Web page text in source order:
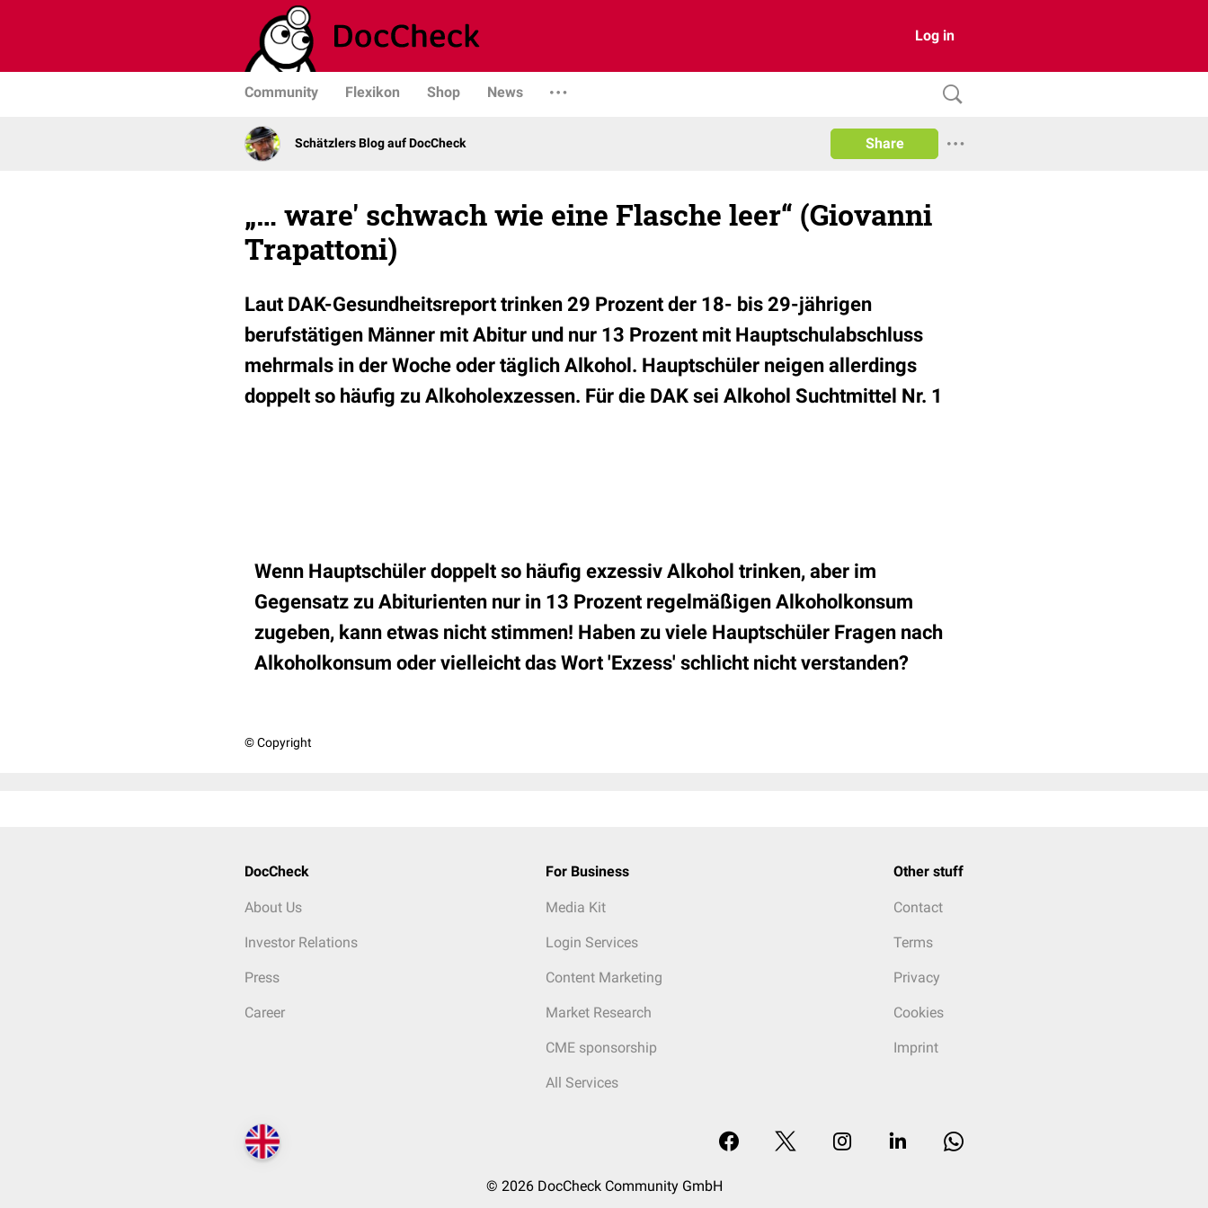
Log in
Community Flexikon Shop News
Schätzlers Blog auf DocCheck Share
„… ware' schwach wie eine Flasche leer“ (Giovanni
Trapattoni)
Laut DAK-Gesundheitsreport trinken 29 Prozent der 18- bis 29-jährigen
berufstätigen Männer mit Abitur und nur 13 Prozent mit Hauptschulabschluss
mehrmals in der Woche oder täglich Alkohol. Hauptschüler neigen allerdings
doppelt so häufig zu Alkoholexzessen. Für die DAK sei Alkohol Suchtmittel Nr. 1
Wenn Hauptschüler doppelt so häufig exzessiv Alkohol trinken, aber im
Gegensatz zu Abiturienten nur in 13 Prozent regelmäßigen Alkoholkonsum
zugeben, kann etwas nicht stimmen! Haben zu viele Hauptschüler Fragen nach
Alkoholkonsum oder vielleicht das Wort 'Exzess' schlicht nicht verstanden?
© Copyright
DocCheck
About Us
Investor Relations
Press
Career
For Business
Media Kit
Login Services
Content Marketing
Market Research
CME sponsorship
All Services
Other stuff
Contact
Terms
Privacy
Cookies
Imprint
© 2026 DocCheck Community GmbH